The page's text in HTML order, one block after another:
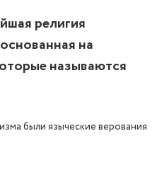
религия
на
называются
были языческие верования